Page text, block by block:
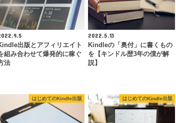
出版とアフィリエイト
組み合わせて爆発的に稼ぐ
法
2022.5.13
Kindleの「奥付」に書くもの
を【キンドル歴3年の僕が解
説】
はじめてのKindle出版 はじめてのKindle出版